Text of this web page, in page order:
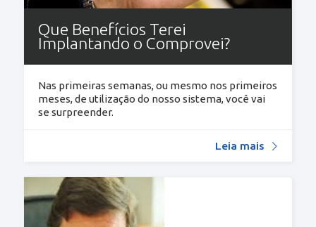
Que Benefícios Terei
Implantando o Comprovei?
Nas primeiras semanas, ou mesmo nos primeiros
meses, de utilização do nosso sistema, você vai
se surpreender.
Leia mais